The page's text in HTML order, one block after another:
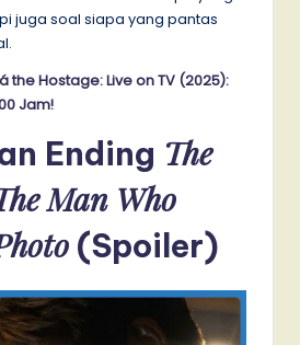
juga soal siapa yang pantas
the Hostage: Live on TV (2025):
Jam!
Ending The
Man Who
(Spoiler)